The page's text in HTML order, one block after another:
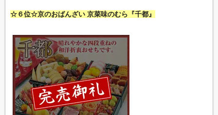
☆６位☆京のおばんざい 京菜味のむら『千都』